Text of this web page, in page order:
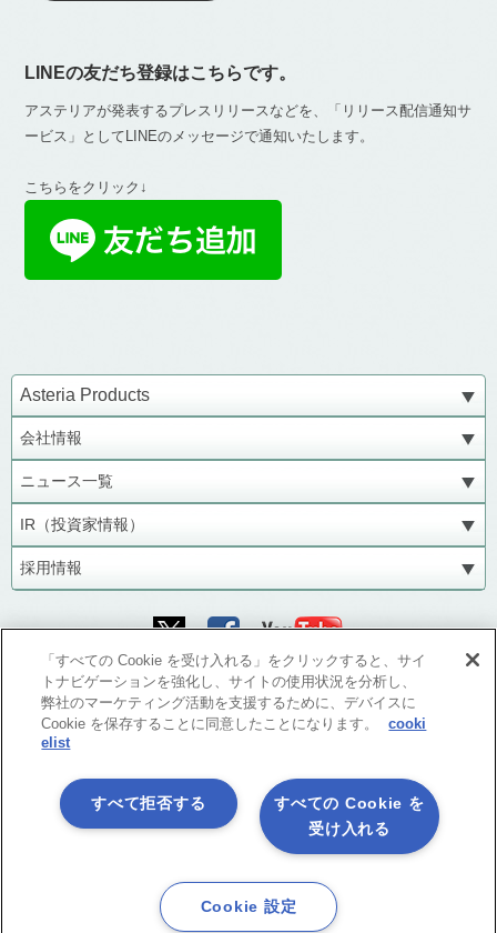
LINEの友だち登録はこちらです。
アステリアが発表するプレスリリースなどを、「リリース配信通知サ
ービス」としてLINEのメッセージで通知いたします。
こちらをクリック↓
Asteria Products
会社情報
ニュース一覧
IR（投資家情報）
採用情報
ソーシャルメディア公式アカウント一覧
「すべての Cookie を受け入れる」をクリックすると、サイ
トナビゲーションを強化し、サイトの使用状況を分析し、
弊社のマーケティング活動を支援するために、デバイスに
Cookie を保存することに同意したことになります。
cooki
elist
すべての Cookie を
受け入れる
すべて拒否する
Cookie 設定